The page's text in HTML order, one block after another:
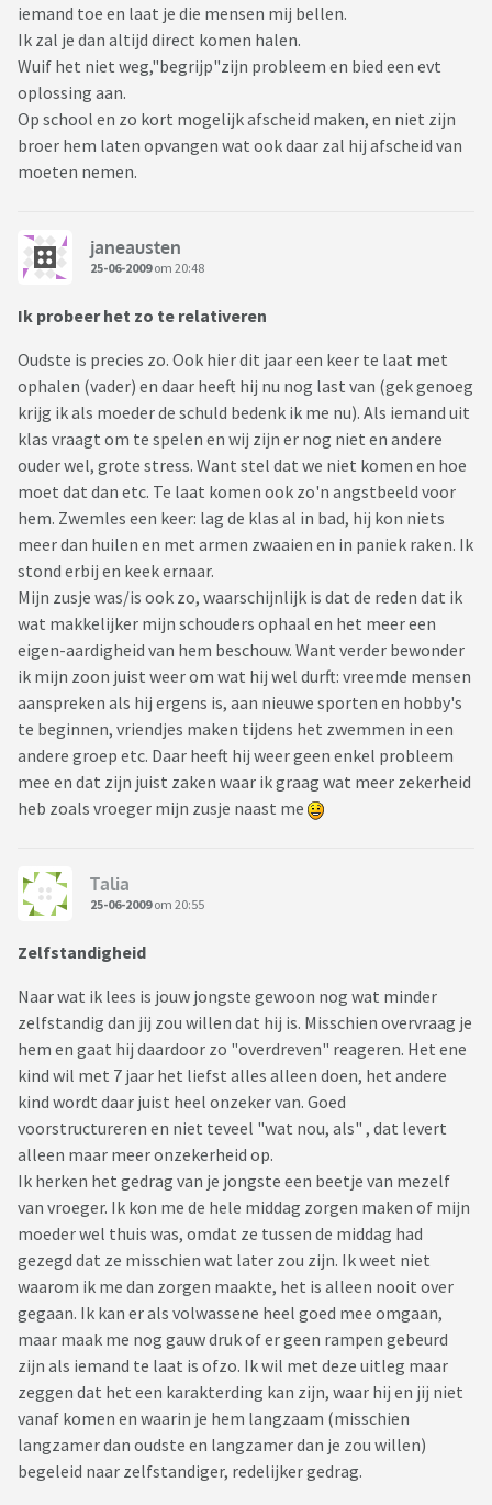
iemand toe en laat je die mensen mij bellen.
Ik zal je dan altijd direct komen halen.
Wuif het niet weg,"begrijp"zijn probleem en bied een evt
oplossing aan.
Op school en zo kort mogelijk afscheid maken, en niet zijn
broer hem laten opvangen wat ook daar zal hij afscheid van
moeten nemen.
janeausten
25-06-2009om 20:48
Ik probeer het zo te relativeren
Oudste is precies zo. Ook hier dit jaar een keer te laat met
ophalen (vader) en daar heeft hij nu nog last van (gek genoeg
krijg ik als moeder de schuld bedenk ik me nu). Als iemand uit
klas vraagt om te spelen en wij zijn er nog niet en andere
ouder wel, grote stress. Want stel dat we niet komen en hoe
moet dat dan etc. Te laat komen ook zo'n angstbeeld voor
hem. Zwemles een keer: lag de klas al in bad, hij kon niets
meer dan huilen en met armen zwaaien en in paniek raken. Ik
stond erbij en keek ernaar.
Mijn zusje was/is ook zo, waarschijnlijk is dat de reden dat ik
wat makkelijker mijn schouders ophaal en het meer een
eigen-aardigheid van hem beschouw. Want verder bewonder
ik mijn zoon juist weer om wat hij wel durft: vreemde mensen
aanspreken als hij ergens is, aan nieuwe sporten en hobby's
te beginnen, vriendjes maken tijdens het zwemmen in een
andere groep etc. Daar heeft hij weer geen enkel probleem
mee en dat zijn juist zaken waar ik graag wat meer zekerheid
heb zoals vroeger mijn zusje naast me
Talia
25-06-2009om 20:55
Zelfstandigheid
Naar wat ik lees is jouw jongste gewoon nog wat minder
zelfstandig dan jij zou willen dat hij is. Misschien overvraag je
hem en gaat hij daardoor zo "overdreven" reageren. Het ene
kind wil met 7 jaar het liefst alles alleen doen, het andere
kind wordt daar juist heel onzeker van. Goed
voorstructureren en niet teveel "wat nou, als" , dat levert
alleen maar meer onzekerheid op.
Ik herken het gedrag van je jongste een beetje van mezelf
van vroeger. Ik kon me de hele middag zorgen maken of mijn
moeder wel thuis was, omdat ze tussen de middag had
gezegd dat ze misschien wat later zou zijn. Ik weet niet
waarom ik me dan zorgen maakte, het is alleen nooit over
gegaan. Ik kan er als volwassene heel goed mee omgaan,
maar maak me nog gauw druk of er geen rampen gebeurd
zijn als iemand te laat is ofzo. Ik wil met deze uitleg maar
zeggen dat het een karakterding kan zijn, waar hij en jij niet
vanaf komen en waarin je hem langzaam (misschien
langzamer dan oudste en langzamer dan je zou willen)
begeleid naar zelfstandiger, redelijker gedrag.